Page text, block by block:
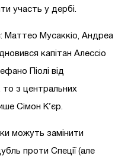
участь у дербі.
Маттео Мусаккіо, Андреа
капітан Алессіо
Піолі від
то з центральних
Сімон К’єр.
можуть замінити
проти Спеції (але